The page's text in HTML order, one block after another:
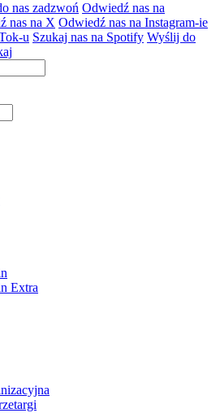
nas zadzwoń Odwiedź nas na
nas na X Odwiedź nas na Instagram-ie
u Szukaj nas na Spotify Wyślij do
Extra